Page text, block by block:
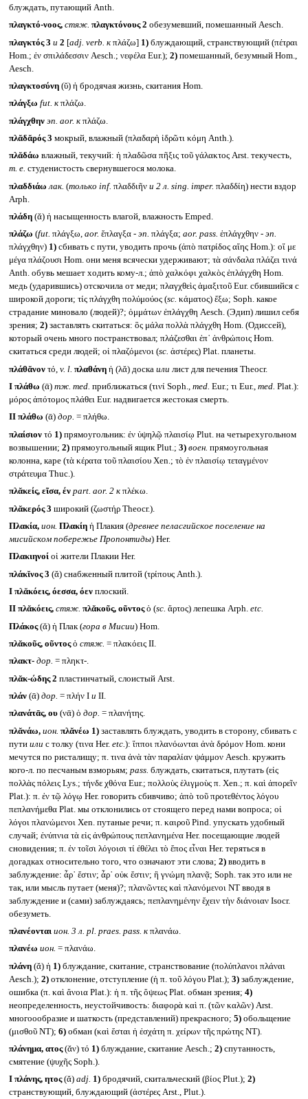
блуждать, путающий Anth.
πλαγκτό-νοος, стяж. πλαγκτόνους 2 обезумевший, помешанный Aesch.
πλαγκτός 3 и 2 [adj. verb. кπλάζω] 1)блуждающий, странствующий (πέτραι
Hom.; ἐν σπιλάδεσσιν Aesch.; νεφέλα Eur.); 2)помешанный, безумный Hom.,
Aesch.
πλαγκτοσύνη(ῠ) ἡ бродячая жизнь, скитания Hom.
πλάγξω fut. кπλάζω.
πλάγχθην эп. aor. кπλάζω.
πλᾰδᾰρός 3 мокрый, влажный (πλαδαρὴ ἱδρῶτι κόμη Anth.).
πλᾰδάω влажный, текучий: ἡ πλαδῶσα πῆξις τοῦ γάλακτος Arst. текучесть,
т. е. студенистость свернувшегося молока.
πλαδδιάω лак. (только inf. πλαδδιῆν и 2 л. sing. imper. πλαδδίη) нести вздор
Arph.
πλάδη(ᾰ) ἡ насыщенность влагой, влажность Emped.
πλάζω (fut. πλάγξω, aor. ἔπλαγξα - эп. πλάγξα; aor. pass. ἐπλάγχθην - эп.
πλάγχθην) 1)сбивать с пути, уводить прочь (ἀπὸ πατρίδος αἴης Hom.): οἵ με
μέγα πλάζουσι Hom. они меня всячески удерживают; τὰ σάνδαλα πλάζει τινά
Anth. обувь мешает ходить кому-л.; ἀπὸ χαλκόφι χαλκὸς ἐπλάγχθη Hom.
медь (ударившись) отскочила от меди; πλαγχθεὶς ἁμαξιτοῦ Eur. сбившийся с
широкой дороги; τίς πλάγχθη πολύμούος (sc. κάματος) ἔξω; Soph. какое
страдание миновало (людей)?; ὀμμάτων ἐπλάγχθη Aesch. (Эдип) лишил себя
зрения; 2)заставлять скитаться: ὃς μάλα πολλὰ πλάγχθη Hom. (Одиссей),
который очень много постранствовал; πλάζεσθαι ἐπ᾽ ἀνθρώποις Hom.
скитаться среди людей; οἱ πλαζόμενοι (sc. ἀστέρες) Plat. планеты.
πλάθᾰνον τό, v. l. πλαθάνη ἡ (λᾰ) доска или лист для печения Theocr.
I πλάθω (ᾱ) тж. med. приближаться (τινί Soph., med. Eur.; τι Eur., med. Plat.):
μόρος ἀπότομος πλάθει Eur. надвигается жестокая смерть.
II πλάθω (ᾱ) дор. = πλήθω.
πλαίσιον τό 1)прямоугольник: ἐν ὑψηλῷ πλαισίῳ Plut. на четырехугольном
возвышении; 2)прямоугольный ящик Plut.; 3) воен. прямоугольная
колонна, каре (τὰ κέρατα τοῦ πλαισίου Xen.; τὸ ἐν πλαισίῳ τεταγμένον
στράτευμα Thuc.).
πλᾰκείς, εῖσα, έν part. aor. 2 кπλέκω.
πλᾰκερός 3 широкий (ζωστήρ Theocr.).
Πλακία, ион. Πλακίηἡ Плакия (древнее пеласгийское поселение на
мисийском побережье Пропонтиды) Her.
Πλακιηνοί οἱ жители Плакии Her.
πλάκῐνος 3 (ᾰ) снабженный плитой (τρίπους Anth.).
I πλᾰκόεις, όεσσα, όενплоский.
II πλᾰκόεις, стяж. πλᾰκοῦς, οῦντοςὁ (sc. ἄρτος) лепешка Arph. etc.
Πλάκος(ᾰ) ἡ Плак (гора в Мисии) Hom.
πλᾰκοῦς, οῦντοςὁ стяж. = πλακόεις II.
πλακτ- дор. = πληκτ-.
πλᾰκ-ώδης 2 пластинчатый, слоистый Arst.
πλάν(ᾱ) дор. = πλήν I и II.
πλανάτᾱς, ου(νᾱ) ὁ дор. = πλανήτης.
πλᾰνάω, ион. πλᾰνέω 1)заставлять блуждать, уводить в сторону, сбивать с
пути или с толку (τινα Her. etc. ): ἵπποι πλανόωνται ἀνὰ δρόμον Hom. кони
мечутся по ристалищу; π. τινα ἀνὰ τὰν παραλίαν ψάμμον Aesch. кружить
кого-л. по песчаным взморьям; pass. блуждать, скитаться, плутать (εἰς
πολλὰς πόλεις Lys.; τήνδε χθόνα Eur.; πολλοὺς ἑλιγμοὺς π. Xen.; π. καὶ ἀπορεῖν
Plat.): π. ἐν τῷ λόγῳ Her. говорить сбивчиво; ἀπὸ τοῦ προτεθέντος λόγου
πεπλανήμεθα Plat. мы отклонились от стоящего перед нами вопроса; οἱ
λόγοι πλανώμενοι Xen. путаные речи; π. καιροῦ Pind. упускать удобный
случай; ἐνύπνια τὰ εἰς ἀνθρώπους πεπλανημένα Her. посещающие людей
сновидения; π. ἐν τοῖσι λόγοισι τί ἐθέλει τὸ ἔπος εἶναι Her. теряться в
догадках относительно того, что означают эти слова; 2)вводить в
заблуждение: ἆρ᾽ ἔστιν; ἆρ᾽ οὐκ ἔστιν; ἢ γνώμη πλανᾷ; Soph. так это или не
так, или мысль путает (меня)?; πλανῶντες καὶ πλανόμενοι NT вводя в
заблуждение и (сами) заблуждаясь; πεπλανημένην ἔχειν τὴν διάνοιαν Isocr.
обезуметь.
πλανέονται ион. 3 л. pl. praes. pass. кπλανάω.
πλανέω ион. = πλανάω.
πλάνη(ᾰ) ἡ 1)блуждание, скитание, странствование (πολύπλανοι πλάναι
Aesch.); 2)отклонение, отступление (ἡ π. τοῦ λόγου Plat.); 3)заблуждение,
ошибка (π. καὶ ἄνοια Plat.): ἡ π. τῆς ὄψεως Plat. обман зрения; 4)
неопределенность, неустойчивость: διαφορὰ καὶ π. (τῶν καλῶν) Arst.
многоообразие и шаткость (представлений) прекрасного; 5)обольщение
(μισθοῦ NT); 6)обман (καὶ ἔσται ἡ ἐσχάτη π. χείρων τῆς πρώτης NT).
πλάνημα, ατος(ᾰν) τό 1)блуждание, скитание Aesch.; 2)спутанность,
смятение (ψυχῆς Soph.).
I πλάνης, ητος(ᾰ) adj. 1)бродячий, скитальческий (βίος Plut.); 2)
странствующий, блуждающий (ἀστέρες Arst., Plut.).